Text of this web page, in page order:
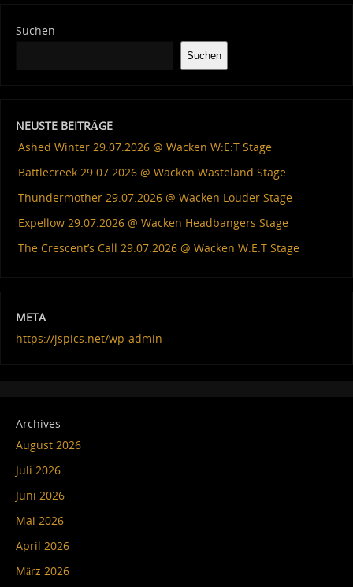
Suchen
Suchen
NEUSTE BEITRÄGE
Ashed Winter 29.07.2026 @ Wacken W:E:T Stage
Battlecreek 29.07.2026 @ Wacken Wasteland Stage
Thundermother 29.07.2026 @ Wacken Louder Stage
Expellow 29.07.2026 @ Wacken Headbangers Stage
The Crescent’s Call 29.07.2026 @ Wacken W:E:T Stage
META
https://jspics.net/wp-admin
Archives
August 2026
Juli 2026
Juni 2026
Mai 2026
April 2026
März 2026